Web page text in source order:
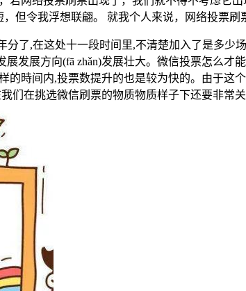
但令我浮想联翩。 就我个人来说，网络投票刷
了,在这处十一段时间里,不清楚加入了是多少
发展方向(fā zhǎn)发展壮大。微信投票怎么才
時间内,投票数提升的也是较为快的。由于这
在挑选微信刷票的物质物质样子下还要非常